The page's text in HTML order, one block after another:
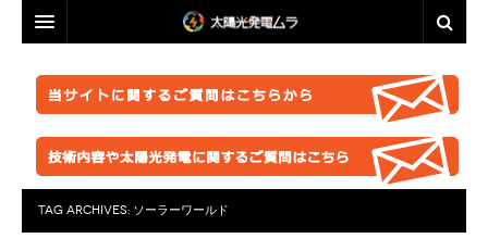
事業計画を立ててみましょう！
脱原発・太陽光推進に興味のある方へ
業者選定に困ったら
TAG ARCHIVES: ソーラーワールド